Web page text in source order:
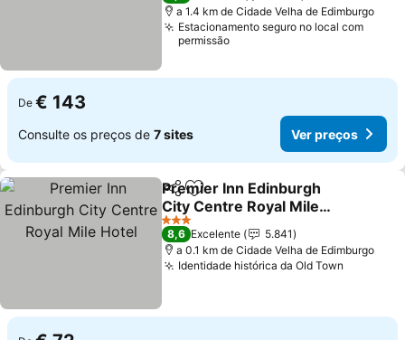
a 1.4 km de Cidade Velha de Edimburgo
Estacionamento seguro no local com
permissão
De € 143
Consulte os preços de 7 sites Ver preços
PartilharAdicionar aos favoritos
Premier Inn Edinburgh
City Centre Royal Mile
Hotel
Ver preços
3 Estrelas
8,6 Excelente
5.841
a 0.1 km de Cidade Velha de Edimburgo
Identidade histórica da Old Town